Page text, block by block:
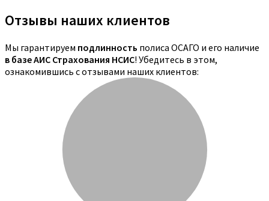
Отзывы наших клиентов
Мы гарантируем подлинность полиса ОСАГО и его наличие
в базе АИС Страхования НСИС! Убедитесь в этом,
ознакомившись с отзывами наших клиентов: